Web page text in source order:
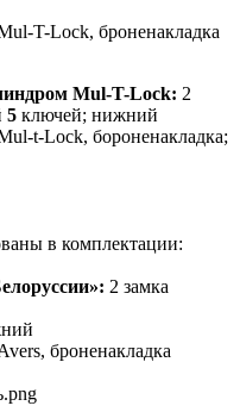
T-Lock, броненакладка
Mul-T-Lock: 2
5 ключей; нижний
t-Lock, бороненакладка;
в комплектации:
2 замка
броненакладка